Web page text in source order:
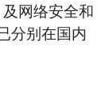
网络安全和
分别在国内